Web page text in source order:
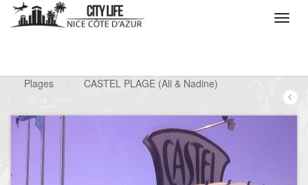
Plages
CASTEL PLAGE (Ali & Nadine)